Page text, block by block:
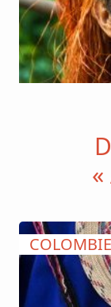
COLOMBIE